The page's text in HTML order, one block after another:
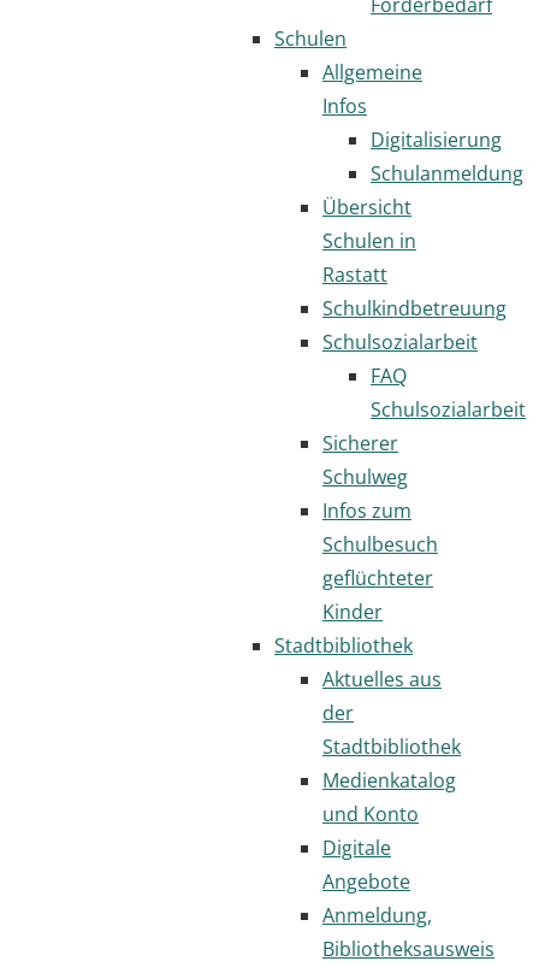
Schulen
Allgemeine
Infos
Digitalisierung
Schulanmeldung
Übersicht
Schulen in
Rastatt
Schulkindbetreuung
Schulsozialarbeit
FAQ
Schulsozialarbeit
Sicherer
Schulweg
Infos zum
Schulbesuch
geflüchteter
Kinder
Stadtbibliothek
Aktuelles aus
der
Stadtbibliothek
Medienkatalog
und Konto
Digitale
Angebote
Anmeldung,
Bibliotheksausweis